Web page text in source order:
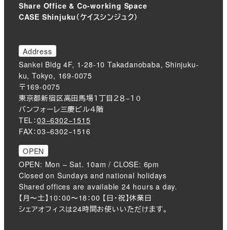
Share Office & Co-working Space
CASE Shinjuku（ケイスシンジュク）
Address
Sankei Bldg 4F, 1-28-10 Takadanobaba, Shinjuku-
ku, Tokyo, 169-0075
〒169-0075
東京都新宿区高田馬場１丁目２８−１０
バンフォーレ三慶ビル４階
TEL：03−6302−1515
FAX：03−6302−1516
OPEN
OPEN: Mon – Sat. 10am / CLOSE: 6pm
Closed on Sundays and national holidays
Shared offices are available 24 hours a day.
【月〜土】10：00〜18：00 【日・祝】休業日
シェアオフィスは24時間お使いいただけます。